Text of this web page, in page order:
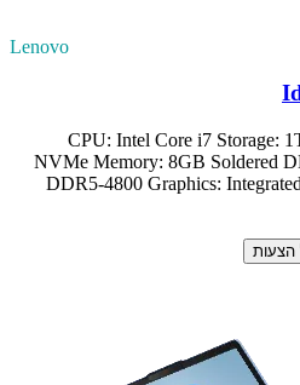
Lenovo
CPU: Intel Core i7 Storage:
NVMe Memory: 8GB Soldered
DDR5-4800 Graphics: